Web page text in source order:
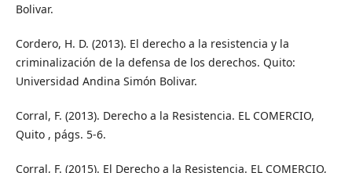
Bolivar.
Cordero, H. D. (2013). El derecho a la resistencia y la
criminalización de la defensa de los derechos. Quito:
Universidad Andina Simón Bolivar.
Corral, F. (2013). Derecho a la Resistencia. EL COMERCIO,
Quito , págs. 5-6.
Corral, F. (2015). El Derecho a la Resistencia. EL COMERCIO,